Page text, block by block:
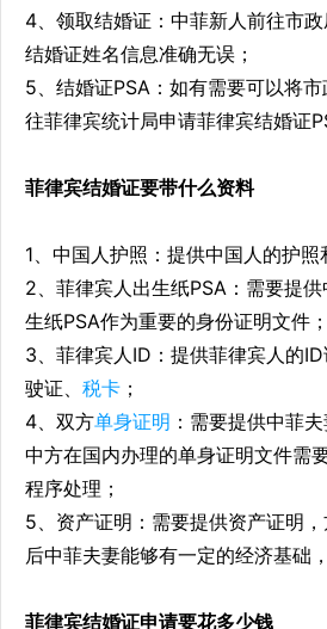
4、领取结婚证：中菲新人前往市
结婚证姓名信息准确无误；
5、结婚证PSA：如有需要可以将
往菲律宾统计局申请菲律宾结婚证
菲律宾结婚证要带什么资料
1、中国人护照：提供中国人的护照
2、菲律宾人出生纸PSA：需要提
生纸PSA作为重要的身份证明文件；
3、菲律宾人ID：提供菲律宾人的
驶证、 税卡 ；
4、双方单身证明 ：需要提供中菲
中方在国内办理的单身证明文件需
程序处理；
5、资产证明：需要提供资产证明
后中菲夫妻能够有一定的经济基础
菲律宾结婚证申请要花多少钱